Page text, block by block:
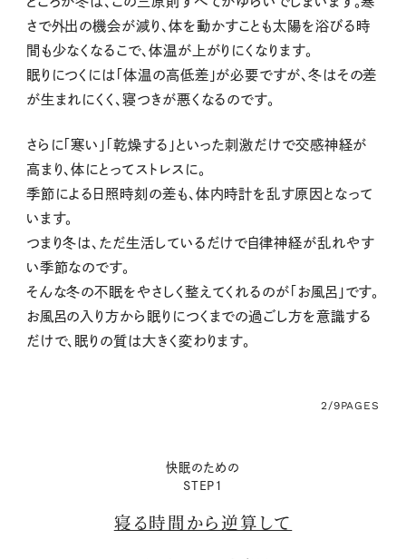
さで外出の機会が減り、体を動かすことも太陽を浴びる時
間も少なくなるこで、体温が上がりにくなります。
眠りにつくには「体温の高低差」が必要ですが、冬はその差
が生まれにくく、寝つきが悪くなるのです。
さらに「寒い」「乾燥する」といった刺激だけで交感神経が
高まり、体にとってストレスに。
季節による日照時刻の差も、体内時計を乱す原因となって
います。
つまり冬は、ただ生活しているだけで自律神経が乱れやす
い季節なのです。
そんな冬の不眠をやさしく整えてくれるのが「お風呂」です。
お風呂の入り方から眠りにつくまでの過ごし方を意識する
だけで、眠りの質は大きく変わります。
2/9PAGES
快眠のための
STEP1
寝る時間から逆算して